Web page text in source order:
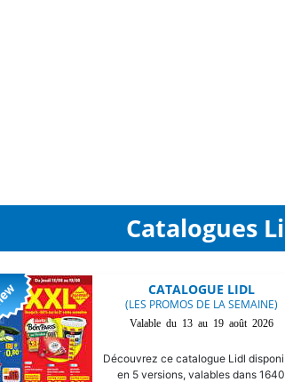
Catalogues
CATALOGUE LIDL
(LES PROMOS DE LA SEMAINE)
Valable du 13 au 19 août 2026
Découvrez ce catalogue Lidl
en 5 versions, valables dans 1640